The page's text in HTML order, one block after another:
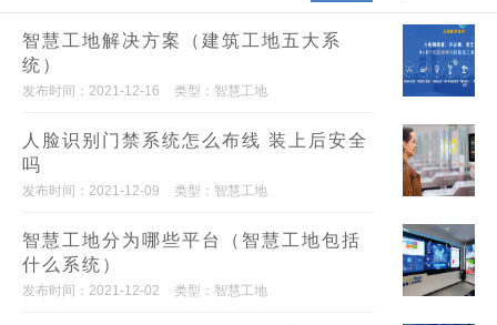
智慧工地解决方案（建筑工地五大系
统）
发布时间：2021-12-16 类型：智慧工地
人脸识别门禁系统怎么布线 装上后安全
吗
发布时间：2021-12-09 类型：智慧工地
智慧工地分为哪些平台（智慧工地包括
什么系统）
发布时间：2021-12-02 类型：智慧工地